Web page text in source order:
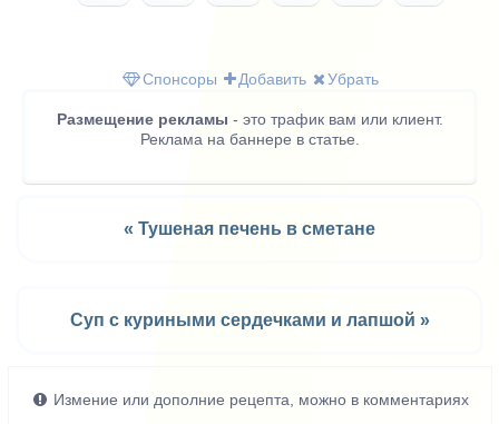
ссылку
в
ВКонтакте
в
в
в
Спонсоры
Добавить Убрать
Размещение рекламы - это трафик вам или клиент.
Реклама на баннере в статье.
« Тушеная печень в сметане
Суп с куриными сердечками и лапшой »
Измение или дополние рецепта, можно в комментариях